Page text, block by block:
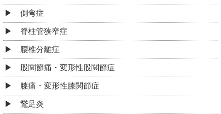
側弯症
脊柱管狭窄症
腰椎分離症
股関節痛・変形性股関節症
膝痛・変形性膝関節症
鵞足炎